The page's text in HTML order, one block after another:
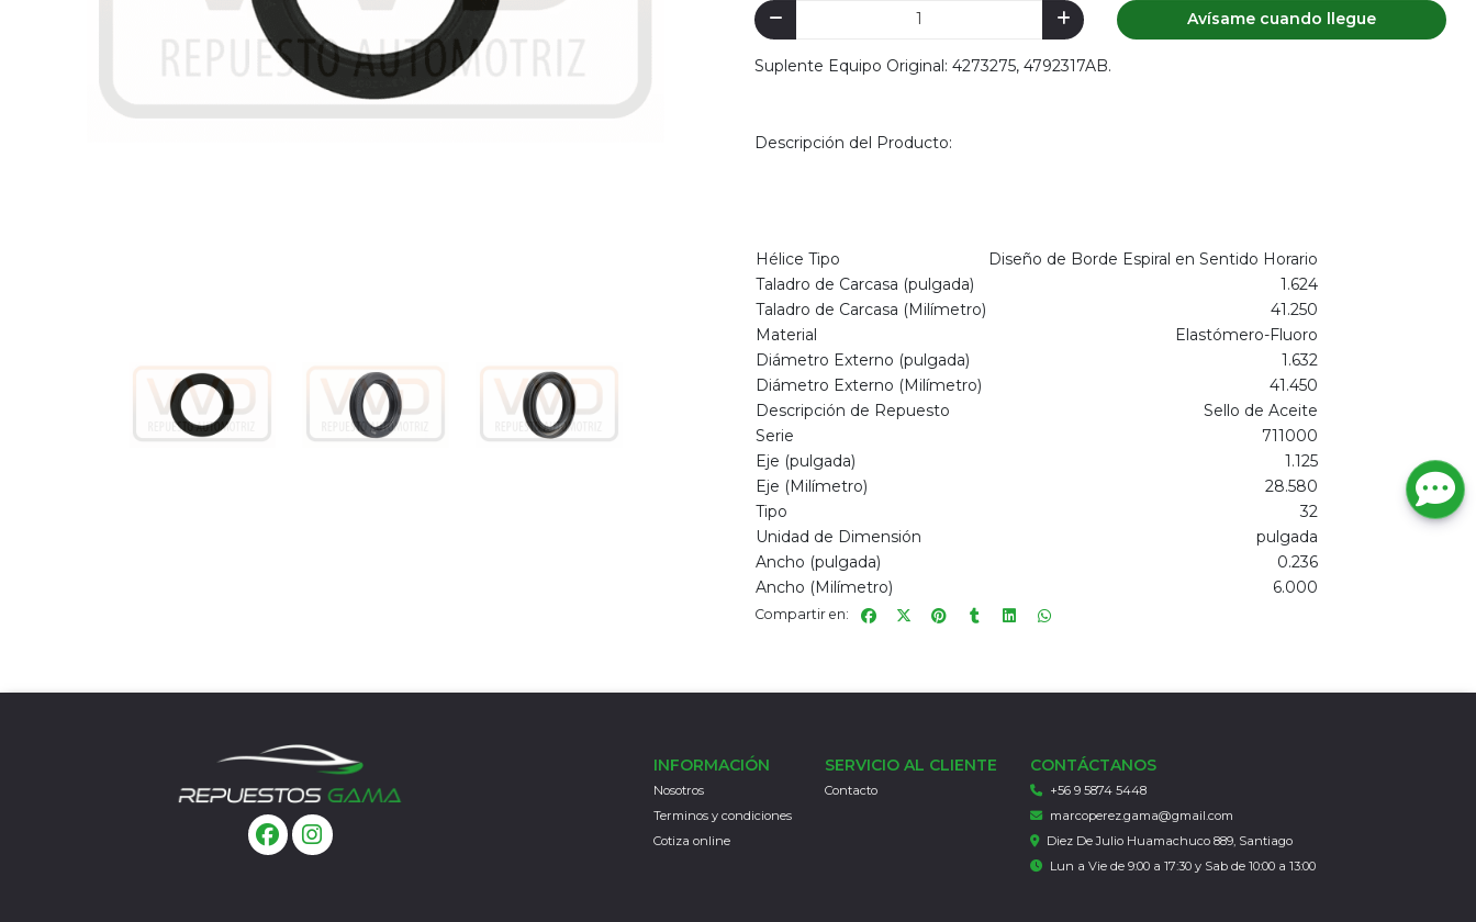
Avísame cuando llegue
Suplente Equipo Original: 4273275, 4792317AB.
Descripción del Producto:
Hélice Tipo
Diseño de Borde Espiral en Sentido Horario
Taladro de Carcasa (pulgada)
1.624
Taladro de Carcasa (Milímetro)
41.250
Material
Elastómero-Fluoro
Diámetro Externo (pulgada)
1.632
Diámetro Externo (Milímetro)
41.450
Descripción de Repuesto
Sello de Aceite
Serie
711000
Eje (pulgada)
1.125
Eje (Milímetro)
28.580
Tipo
32
Unidad de Dimensión
pulgada
Ancho (pulgada)
0.236
Ancho (Milímetro)
6.000
Compartir en:
INFORMACIÓN
Nosotros
Terminos y condiciones
Cotiza online
SERVICIO AL CLIENTE
Contacto
CONTÁCTANOS
+56 9 5874 5448
marcoperez.gama@gmail.com
Diez De Julio Huamachuco 889, Santiago
Lun a Vie de 9:00 a 17:30 y Sab de 10:00 a 13:00